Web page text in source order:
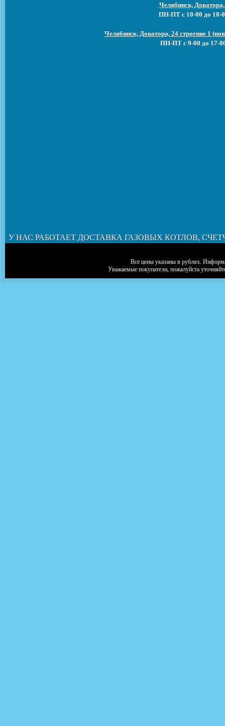
Челябинск,
ПН-ПТ с 10-00 до 18-
Челябинск, Доватора, 24 строение 1
ПН-ПТ с 9-00 до 17-
У НАС РАБОТАЕТ ДОСТАВКА ГАЗОВЫХ КОТЛОВ,
Все цены указаны в рублях.
Уважаемые покупатели, пожалуйста